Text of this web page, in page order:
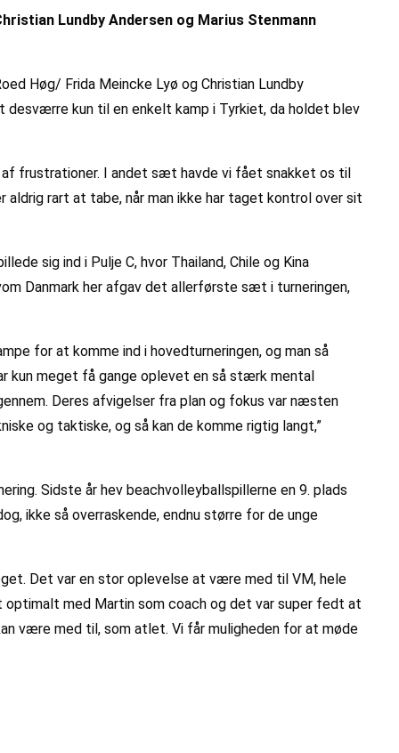
Lundby Andersen og Marius Stenmann
Høg/ Frida Meincke Lyø og Christian Lundby
desværre kun til en enkelt kamp i Tyrkiet, da holdet blev
frustrationer. I andet sæt havde vi fået snakket os til
rart at tabe, når man ikke har taget kontrol over sit
sig ind i Pulje C, hvor Thailand, Chile og Kina
Danmark her afgav det allerførste sæt i turneringen,
for at komme ind i hovedturneringen, og man så
meget få gange oplevet en så stærk mental
Deres afvigelser fra plan og fokus var næsten
og taktiske, og så kan de komme rigtig langt,”
Sidste år hev beachvolleyballspillerne en 9. plads
ikke så overraskende, endnu større for de unge
Det var en stor oplevelse at være med til VM, hele
med Martin som coach og det var super fedt at
være med til, som atlet. Vi får muligheden for at møde